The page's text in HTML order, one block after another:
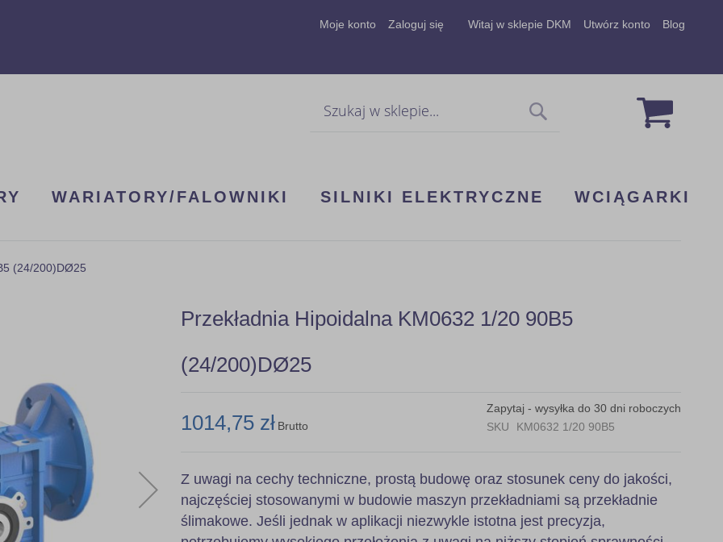
Moje konto Zaloguj się Witaj w sklepie DKM Utwórz konto Blog
Mój
WARIATORY/FALOWNIKI SILNIKI ELEKTRYCZNE WCIĄGARKI
(24/200)DØ25
Przekładnia Hipoidalna KM0632 1/20 90B5
(24/200)DØ25
Zapytaj - wysyłka do 30 dni roboczych
SKU
KM0632 1/20 90B5
1014,75 zł Brutto
Z uwagi na cechy techniczne, prostą budowę oraz stosunek ceny do jakości,
najczęściej stosowanymi w budowie maszyn przekładniami są przekładnie
ślimakowe. Jeśli jednak w aplikacji niezwykle istotna jest precyzja,